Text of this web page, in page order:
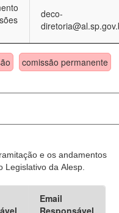
deco-
comissão permanente
e os andamentos
Legislativo da Alesp.
Email
Responsável